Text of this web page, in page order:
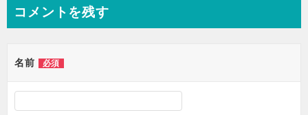
ナ
ビ
コメントを残す
名前 必須